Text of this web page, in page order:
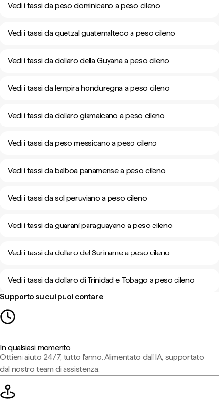
Vedi i tassi da peso dominicano a peso cileno
Vedi i tassi da quetzal guatemalteco a peso cileno
Vedi i tassi da dollaro della Guyana a peso cileno
Vedi i tassi da lempira honduregna a peso cileno
Vedi i tassi da dollaro giamaicano a peso cileno
Vedi i tassi da peso messicano a peso cileno
Vedi i tassi da balboa panamense a peso cileno
Vedi i tassi da sol peruviano a peso cileno
Vedi i tassi da guaraní paraguayano a peso cileno
Vedi i tassi da dollaro del Suriname a peso cileno
Vedi i tassi da dollaro di Trinidad e Tobago a peso cileno
Supporto su cui puoi contare
In qualsiasi momento
Ottieni aiuto 24/7, tutto l'anno. Alimentato dall'IA, supportato
dal nostro team di assistenza.